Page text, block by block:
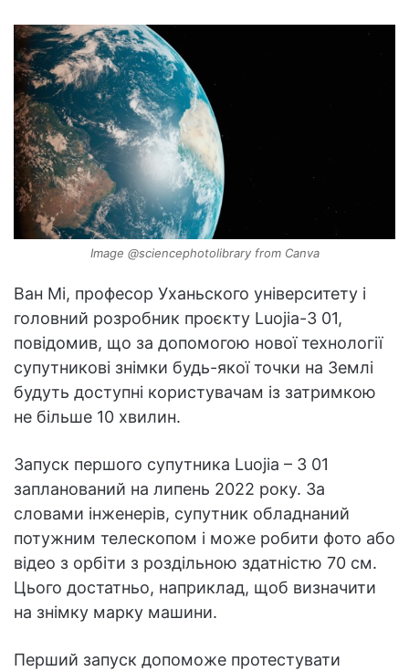
Image @sciencephotolibrary from Canva
Ван Мі, професор Уханьского університету і
головний розробник проєкту Luojia-3 01,
повідомив, що за допомогою нової технології
супутникові знімки будь-якої точки на Землі
будуть доступні користувачам із затримкою
не більше 10 хвилин.
Запуск першого супутника Luojia – 3 01
запланований на липень 2022 року. За
словами інженерів, супутник обладнаний
потужним телескопом і може робити фото або
відео з орбіти з роздільною здатністю 70 см.
Цього достатньо, наприклад, щоб визначити
на знімку марку машини.
Перший запуск допоможе протестувати